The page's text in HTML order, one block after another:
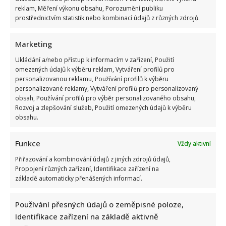
reklam, Měření výkonu obsahu, Porozumění publiku
prostřednictvím statistik nebo kombinací údajů z různých zdrojů.
Marketing
Ukládání a/nebo přístup k informacím v zařízení, Použití
omezených údajů k výběru reklam, Vytváření profilů pro
personalizovanou reklamu, Používání profilů k výběru
personalizované reklamy, Vytváření profilů pro personalizovaný
obsah, Používání profilů pro výběr personalizovaného obsahu,
Rozvoj a zlepšování služeb, Použití omezených údajů k výběru
obsahu.
Funkce
Vždy aktivní
Přiřazování a kombinování údajů z jiných zdrojů údajů,
Propojení různých zařízení, Identifikace zařízení na
základě automaticky přenášených informací.
Používání přesných údajů o zeměpisné poloze,
Identifikace zařízení na základě aktivně